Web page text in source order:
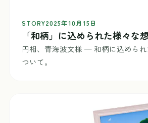
STORY2025年10月15日
「和柄」に込められた様々な
円相、青海波文様 — 和柄に込めら
ついて。